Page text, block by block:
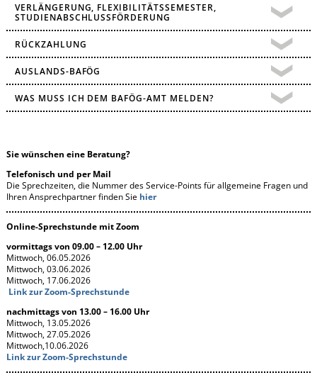
VERLÄNGERUNG, FLEXIBILITÄTSSEMESTER,
STUDIENABSCHLUSSFÖRDERUNG
RÜCKZAHLUNG
AUSLANDS-BAFÖG
WAS MUSS ICH DEM BAFÖG-AMT MELDEN?
Sie wünschen eine Beratung?
Telefonisch und per Mail
Die Sprechzeiten, die Nummer des Service-Points für allgemeine Fragen und
Ihren Ansprechpartner finden Sie hier
Online-Sprechstunde mit Zoom
vormittags von 09.00 – 12.00 Uhr
Mittwoch, 06.05.2026
Mittwoch, 03.06.2026
Mittwoch, 17.06.2026
Link zur Zoom-Sprechstunde
nachmittags von 13.00 – 16.00 Uhr
Mittwoch, 13.05.2026
Mittwoch, 27.05.2026
Mittwoch,10.06.2026
Link zur Zoom-Sprechstunde